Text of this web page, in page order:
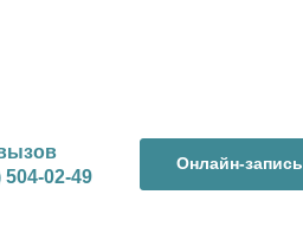
504-02-49
Онлайн-запись